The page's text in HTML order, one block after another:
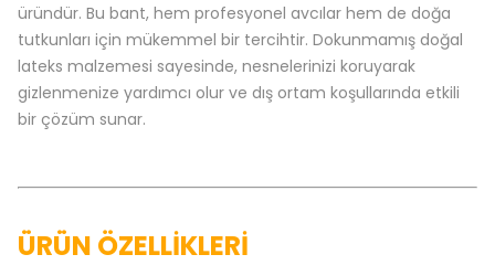
üründür. Bu bant, hem profesyonel avcılar hem de doğa
tutkunları için mükemmel bir tercihtir. Dokunmamış doğal
lateks malzemesi sayesinde, nesnelerinizi koruyarak
gizlenmenize yardımcı olur ve dış ortam koşullarında etkili
bir çözüm sunar.
ÜRÜN ÖZELLİKLERİ